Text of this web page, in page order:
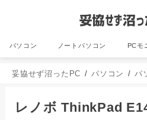
パソコン ノートパソコン PCモ
妥協せず沼ったPC パソコン パ
レノボ ThinkPad